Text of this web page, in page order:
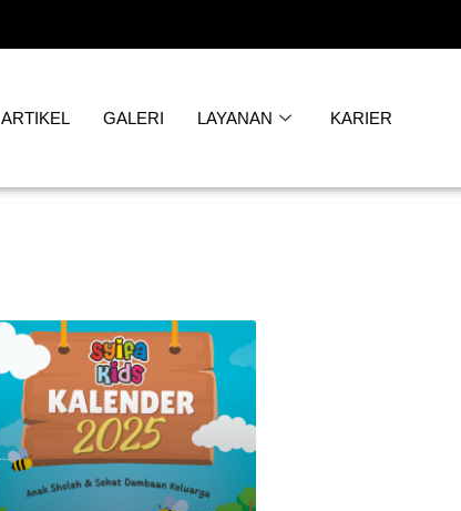
ARTIKEL GALERI LAYANAN KARIER